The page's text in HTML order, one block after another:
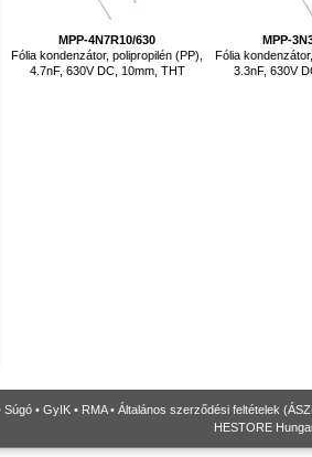
MPP-4N7R10/630
Fólia kondenzátor, polipropilén (PP),
4.7nF, 630V DC, 10mm, THT
MPP-
Fólia
3.3nF, 630V
Súgó • GyIK • RMA• Általános szerződési feltételek
HESTORE